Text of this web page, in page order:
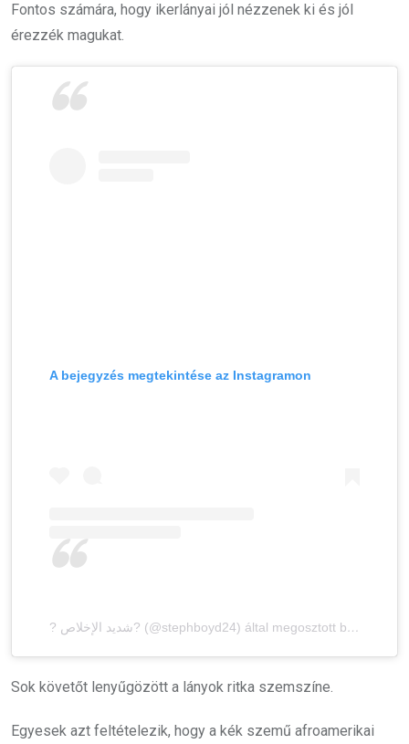
Fontos számára, hogy ikerlányai jól nézzenek ki és jól
érezzék magukat.
A bejegyzés megtekintése az Instagramon
? شديد الإخلاص? (@stephboyd24) által megosztott bejegyzés
Sok követőt lenyűgözött a lányok ritka szemszíne.
Egyesek azt feltételezik, hogy a kék szemű afroamerikai